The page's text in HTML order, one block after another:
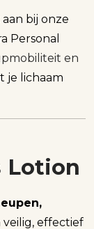
bij onze
Personal
en
je lichaam
Lotion
veilig, effectief